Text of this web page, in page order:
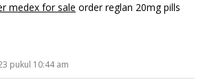
medex for sale order reglan 20mg pills
pukul 10:44 am